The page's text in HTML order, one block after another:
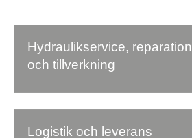
Hydraulikservice, reparation
och tillverkning
Logistik och leverans